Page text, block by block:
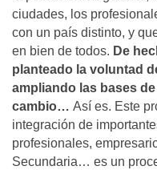
ciudades, los
con un país distinto, y
en bien de todos. De
planteado la voluntad
ampliando las bases
cambio… Así es. Este
integración de
profesionales,
Secundaria… es un